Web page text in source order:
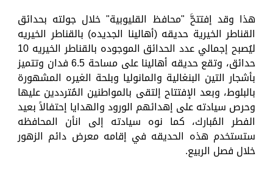
هذا وقد إفتتحَّ "محافظ القليوبية" خلال جولته بحدائق
القناطر الخيرية حديقه (أهالينا الجديده) بالقناطر الخيريه
ليُصبح إجمالي عدد الحدائق الموجوده بالقناطر الخيريه 10
حدائق، وتقع حديقه أهالينا على مساحة 6.5 فدان وتتميز
بأشجار التين البنغالية والمانوليا وبلحة الغيره المشهورة
بالبلوط، وبعد الإفتتاح إلتقى بالمواطنين المُترددين عليها
وحرص سيادته على إهدائهم الورود والهدايا إحتفالاً بعيد
الفطر المُبارك، كما نوه سيادته إلى انأن المحافظه
ستستخدم هذه الحديقه في إقامه معرض دائم الزهور
خلال فصل الربيع.